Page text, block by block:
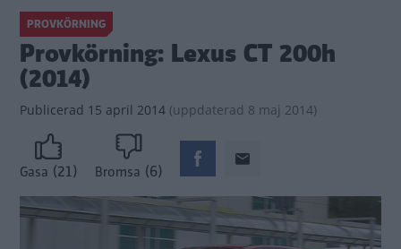
PROVKÖRNING
Provkörning: Lexus CT 200h
(2014)
Publicerad 15 april 2014 (uppdaterad 8 maj 2014)
Gasa (21) Bromsa (6)